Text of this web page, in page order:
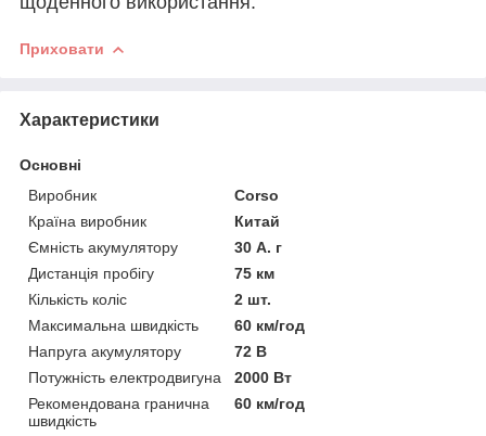
Приховати
Характеристики
Основні
Виробник
Corso
Країна виробник
Китай
Ємність акумулятору
30 А. г
Дистанція пробігу
75 км
Кількість коліс
2 шт.
Максимальна швидкість
60 км/год
Напруга акумулятору
72 В
Потужність електродвигуна
2000 Вт
Рекомендована гранична
швидкість
60 км/год